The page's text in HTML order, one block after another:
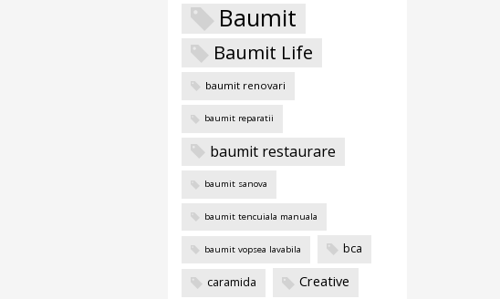
Baumit
Baumit Life
baumit renovari
baumit reparatii
baumit restaurare
baumit sanova
baumit tencuiala manuala
baumit vopsea lavabila bca
caramida Creative